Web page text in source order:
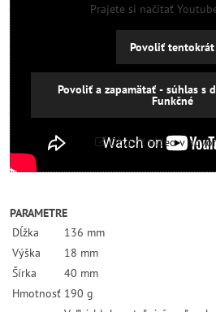
Prajete si načítať
Povoliť tentokrát
Povoliť a zapamätať - súhlas s
Funkčné
Otvoriť video v
PARAMETRE
Dĺžka
136 mm
Výška
18 mm
Šírka
40 mm
Hmotnosť 190 g